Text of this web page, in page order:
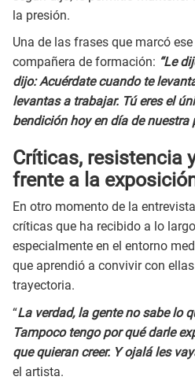
la presión.
Una de las frases que marcó
compañera de formación: “Le
dijo: Acuérdate cuando te
levantas a trabajar. Tú eres el
bendición hoy en día de nuestra
Críticas, resistencia
frente a la
En otro momento de la
críticas que ha recibido a lo
especialmente en el entorno
que aprendió a convivir con
trayectoria.
“La verdad, la gente no sabe lo
Tampoco tengo por qué darle
que quieran creer. Y ojalá les
el artista.